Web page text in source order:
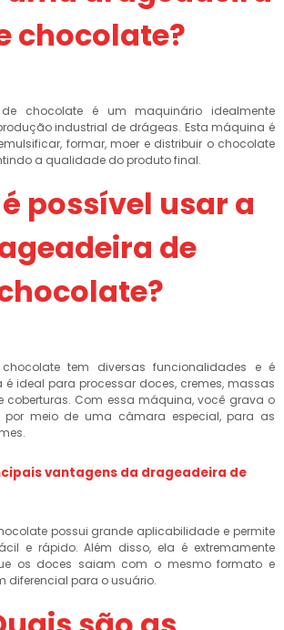
chocolate?
chocolate é um maquinário idealmente
industrial de drágeas. Esta máquina é
formar, moer e distribuir o chocolate
a qualidade do produto final.
possível usar a
de
tem diversas funcionalidades e é
é ideal para processar doces, cremes, massas
coberturas. Com essa máquina, você grava o
meio de uma câmara especial, para as
vantagens da drageadeira de
possui grande aplicabilidade e permite
e rápido. Além disso, ela é extremamente
os doces saiam com o mesmo formato e
diferencial para o usuário.